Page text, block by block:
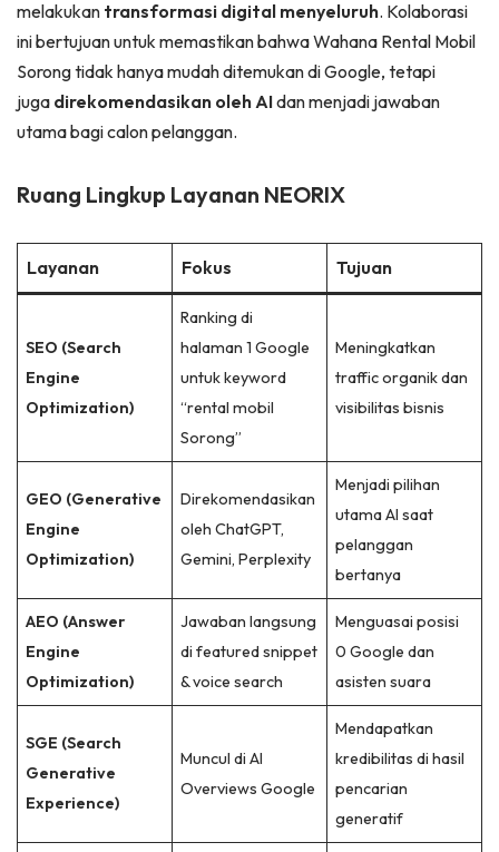
melakukan transformasi digital menyeluruh. Kolaborasi
ini bertujuan untuk memastikan bahwa Wahana Rental Mobil
Sorong tidak hanya mudah ditemukan di Google, tetapi
juga direkomendasikan oleh AIdan menjadi jawaban
utama bagi calon pelanggan.
Ruang Lingkup Layanan NEORIX
Layanan Fokus Tujuan
SEO (Search
Engine
Optimization)
Ranking di
halaman 1 Google
untuk keyword
“rental mobil
Sorong”
Meningkatkan
traffic organik dan
visibilitas bisnis
GEO (Generative
Engine
Optimization)
Direkomendasikan
oleh ChatGPT,
Gemini, Perplexity
Menjadi pilihan
utama AI saat
pelanggan
bertanya
AEO (Answer
Engine
Optimization)
Jawaban langsung
di featured snippet
& voice search
Menguasai posisi
0 Google dan
asisten suara
SGE (Search
Generative
Experience)
Muncul di AI
Overviews Google
Mendapatkan
kredibilitas di hasil
pencarian
generatif